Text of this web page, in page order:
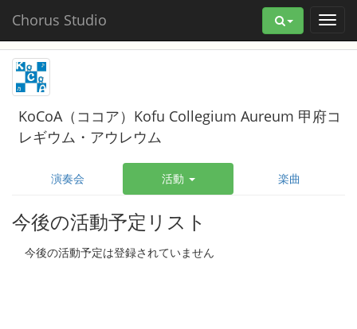
Chorus Studio
KoCoA（ココア）Kofu Collegium Aureum 甲府コ
レギウム・アウレウム
演奏会 活動 楽曲
今後の活動予定リスト
今後の活動予定は登録されていません